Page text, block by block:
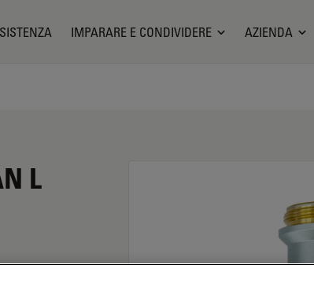
IMPARARE E CONDIVIDERE AZIENDA
L